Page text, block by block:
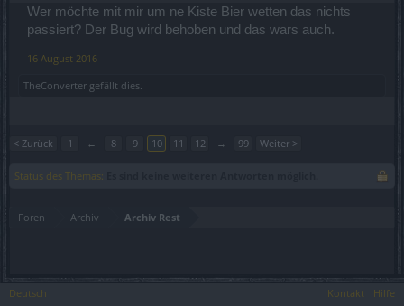
Wer möchte mit mir um ne Kiste Bier wetten das nichts
passiert? Der Bug wird behoben und das wars auch.
16 August 2016
TheConverter gefällt dies.
< Zurück 1 ← 8 9 10 11 12 → 99 Weiter >
Status des Themas:
Foren Archiv Archiv Rest
Deutsch Kontakt Hilfe